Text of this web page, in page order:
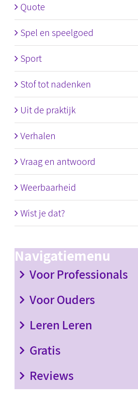
Quote
Spel en speelgoed
Sport
Stof tot nadenken
Uit de praktijk
Verhalen
Vraag en antwoord
Weerbaarheid
Wist je dat?
Navigatiemenu
Voor Professionals
Voor Ouders
Leren Leren
Gratis
Reviews